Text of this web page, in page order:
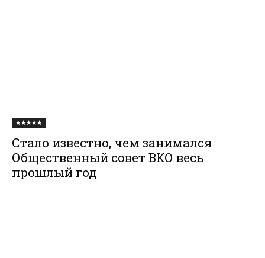
★★★★★
Стало известно, чем занимался
Общественный совет ВКО весь
прошлый год